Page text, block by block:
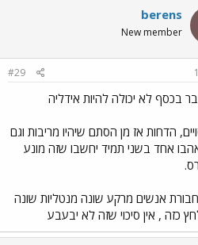
berens
New member
#29
בכסף לא יכולה להיות אידליה
הדחות אז מן הסתם שיהיו מריבות וגם
אחד בשני תמיד יחשבו שזה מונע
אנשים מרקע שונה מנטליות שונה
כזה , אין סיכוי שזה לא יבעבע